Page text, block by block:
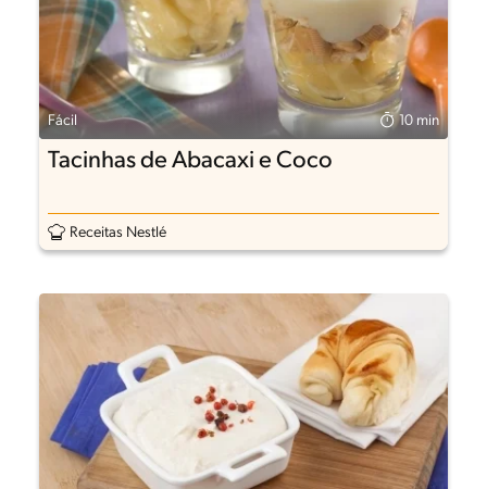
Fácil 10 min
Tacinhas de Abacaxi e Coco
Receitas Nestlé